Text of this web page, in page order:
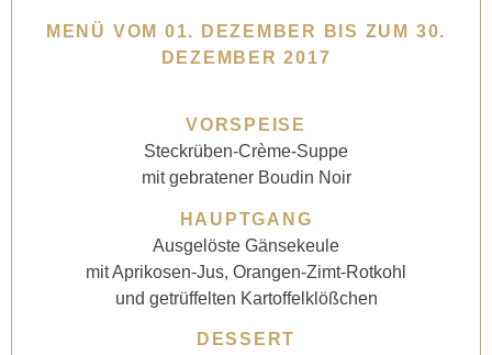
MENÜ VOM 01. DEZEMBER BIS ZUM 30.
DEZEMBER 2017
VORSPEISE
Steckrüben-Crème-Suppe
mit gebratener Boudin Noir
HAUPTGANG
Ausgelöste Gänsekeule
mit Aprikosen-Jus, Orangen-Zimt-Rotkohl
und getrüffelten Kartoffelklößchen
DESSERT